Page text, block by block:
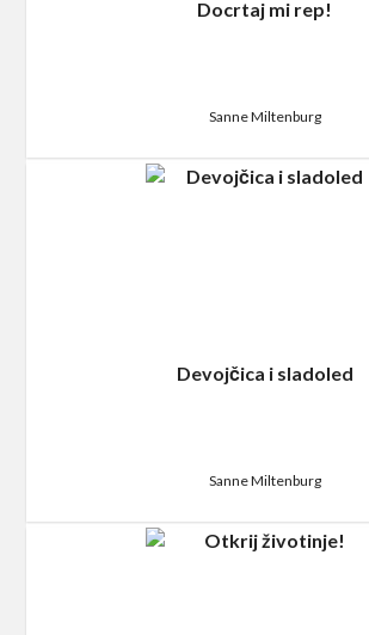
Docrtaj mi rep!
Sanne Miltenburg
Devojčica i sladoled
Sanne Miltenburg